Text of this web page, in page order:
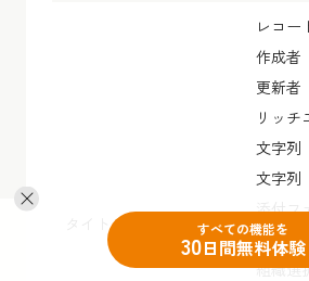
タイトルフィールド
レコー
作成者
更新者
リッチ
文字列
文字列
添付フ
ユーザ
組織選
すべての機能を
30日間無料体験